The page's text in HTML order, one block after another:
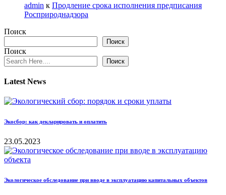
admin к Продление срока исполнения предписания
Росприроднадзора
Поиск
Поиск
Поиск
Поиск
Latest News
Экосбор: как декларировать и оплатить
23.05.2023
Экологическое обследование при вводе в эксплуатацию капитальных объектов